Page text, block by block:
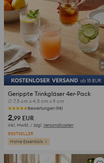
Gerippte Trinkgläser 4er-Pack
∅ 7,5 cm x 4,5 cm x 9 cm
Bewertungen (98)
2,99 EUR
inkl. MwSt. / zzgl. Versandkosten
BESTSELLER
Home Essentials